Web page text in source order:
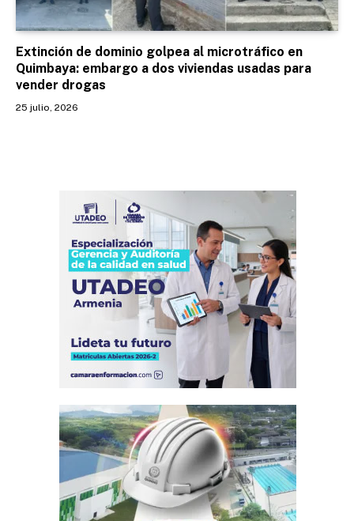
Extinción de dominio golpea al microtráfico en
Quimbaya: embargo a dos viviendas usadas para
vender drogas
25 julio, 2026